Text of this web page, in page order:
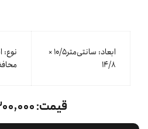
ابعاد: سانتی‌متر۱۰/۵ ×
۱۴/٨
نوع:
قیمت:۲۰۰,۰۰۰